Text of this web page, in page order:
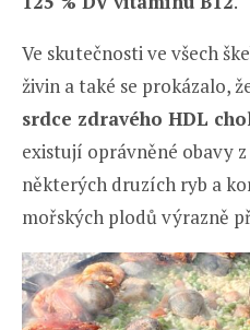
Ve skutečnosti ve všech
živin a také se prokázalo,
srdce zdravého HDL
existují oprávněné obavy
některých druzích ryb a
mořských plodů výrazně